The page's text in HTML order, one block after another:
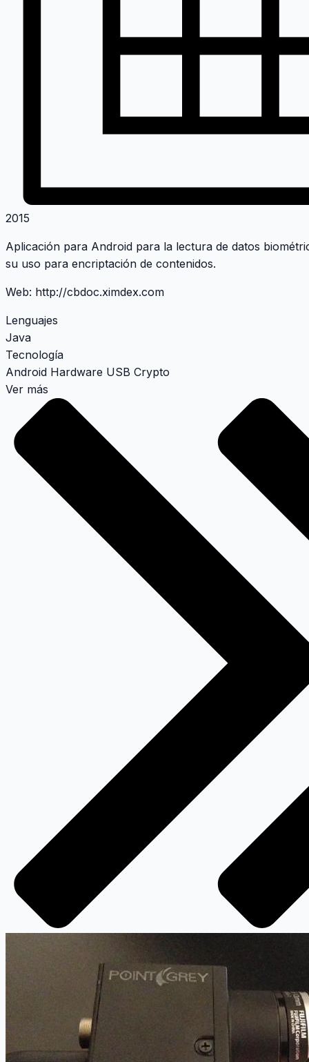
2015
Aplicación para Android para la lectura de datos
su uso para encriptación de contenidos.
Web: http://cbdoc.ximdex.com
Lenguajes
Java
Tecnología
Android Hardware USB Crypto
Ver más